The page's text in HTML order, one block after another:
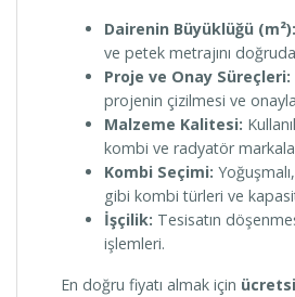
Dairenin Büyüklüğü (m²):
ve petek metrajını
Proje ve Onay Süreçleri:
projenin çizilmesi ve
Malzeme Kalitesi:
kombi ve radyatör
Kombi Seçimi:
gibi kombi türleri ve
İşçilik: Tesisatın
işlemleri.
En doğru fiyatı almak için